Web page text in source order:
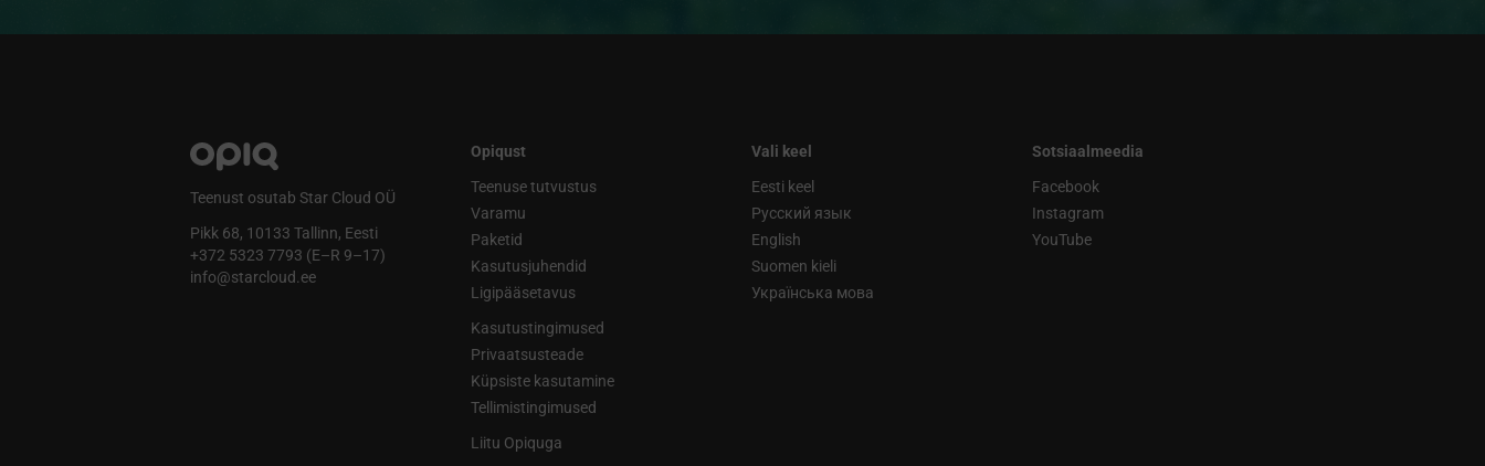
Teenust osutab Star Cloud OÜ
Pikk 68, 10133 Tallinn, Eesti
+372 5323 7793 (E–R 9–17)
info@starcloud.ee
Opiqust
Teenuse tutvustus
Varamu
Paketid
Kasutusjuhendid
Ligipääsetavus
Kasutustingimused
Privaatsusteade
Küpsiste kasutamine
Tellimistingimused
Liitu Opiquga
Vali keel
Eesti keel
Русский язык
English
Suomen kieli
Українська мова
Sotsiaalmeedia
Facebook
Instagram
YouTube